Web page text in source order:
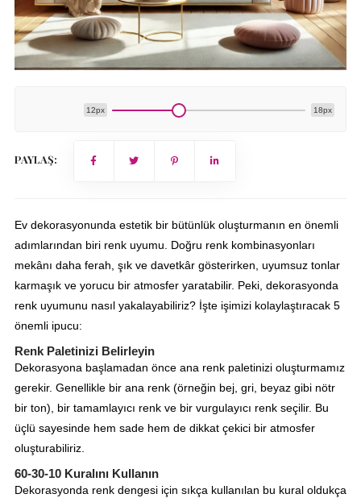
12px 18px
PAYLAŞ:
Ev dekorasyonunda estetik bir bütünlük oluşturmanın en önemli
adımlarından biri renk uyumu. Doğru renk kombinasyonları
mekânı daha ferah, şık ve davetkâr gösterirken, uyumsuz tonlar
karmaşık ve yorucu bir atmosfer yaratabilir. Peki, dekorasyonda
renk uyumunu nasıl yakalayabiliriz? İşte işimizi kolaylaştıracak 5
önemli ipucu:
Renk Paletinizi Belirleyin
Dekorasyona başlamadan önce ana renk paletinizi oluşturmamız
gerekir. Genellikle bir ana renk (örneğin bej, gri, beyaz gibi nötr
bir ton), bir tamamlayıcı renk ve bir vurgulayıcı renk seçilir. Bu
üçlü sayesinde hem sade hem de dikkat çekici bir atmosfer
oluşturabiliriz.
60-30-10 Kuralını Kullanın
Dekorasyonda renk dengesi için sıkça kullanılan bu kural oldukça